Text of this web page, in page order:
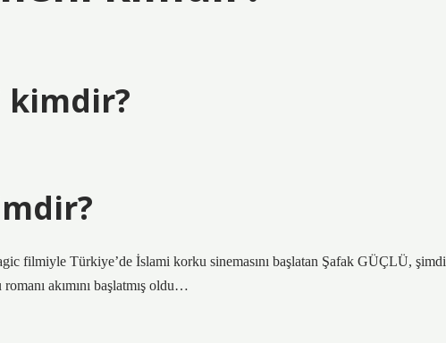
kimdir?
filmiyle Türkiye’de İslami korku sinemasını başlatan Şafak GÜÇLÜ, şimdi
akımını başlatmış oldu…